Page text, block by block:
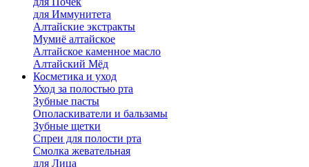
для Иммунитета
Алтайские экстракты
Мумиё алтайское
Алтайское каменное масло
Алтайский Мёд
Косметика и уход
Уход за полостью рта
Зубные пасты
Ополаскиватели и бальзамы
Зубные щетки
Спреи для полости рта
Смолка жевательная
для Лица